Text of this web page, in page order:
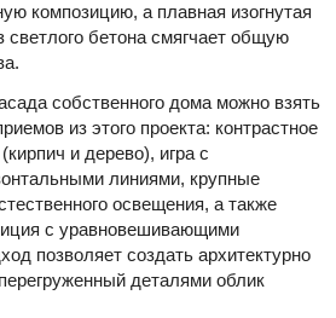
композицию, а плавная изогнутая
светлого бетона смягчает общую
собственного дома можно взять
из этого проекта: контрастное
и дерево), игра с
линиями, крупные
освещения, а также
с уравновешивающими
позволяет создать архитектурно
деталями облик